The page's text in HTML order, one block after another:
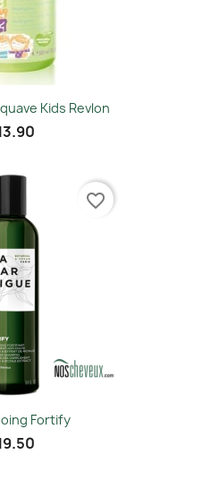
Kids Revlon
Fortify
favorite_border